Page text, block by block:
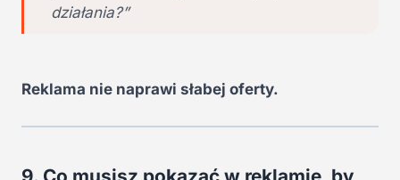
działania?”
Reklama nie naprawi słabej oferty.